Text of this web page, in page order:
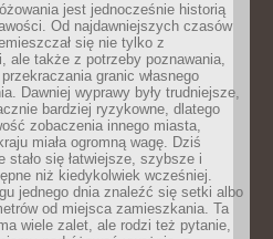
jest jednocześnie historią
Od najdawniejszych czasów
się nie tylko z
ale także z potrzeby poznawania,
granic własnego
Dawniej wyprawy były trudniejsze,
bardziej ryzykowne, dlatego
zobaczenia innego miasta,
miała ogromną wagę. Dziś
stało się łatwiejsze, szybsze i
niż kiedykolwiek wcześniej.
jednego dnia znaleźć się setki albo
od miejsca zamieszkania. Ta
wiele zalet, ale rodzi też pytanie,